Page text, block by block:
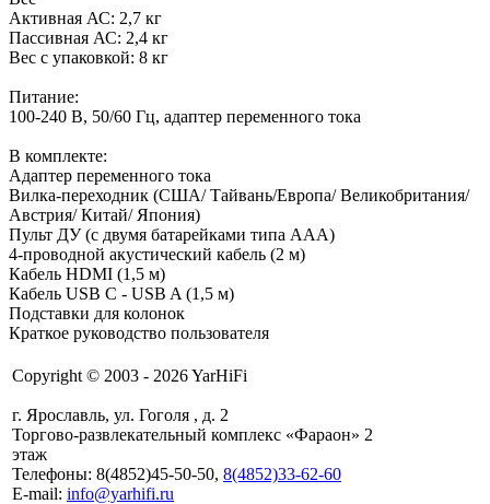
Активная АС: 2,7 кг
Пассивная АС: 2,4 кг
Вес с упаковкой: 8 кг
Питание:
100-240 В, 50/60 Гц, адаптер переменного тока
В комплекте:
Адаптер переменного тока
Вилка-переходник (США/ Тайвань/Европа/ Великобритания/
Австрия/ Китай/ Япония)
Пульт ДУ (с двумя батарейками типа AAA)
4-проводной акустический кабель (2 м)
Кабель HDMI (1,5 м)
Кабель USB C - USB A (1,5 м)
Подставки для колонок
Краткое руководство пользователя
Copyright © 2003 - 2026 YarHiFi
г. Ярославль, ул. Гоголя , д. 2
Торгово-развлекательный комплекс «Фараон» 2
этаж
Телефоны: 8(4852)45-50-50, 8(4852)33-62-60
E-mail: info@yarhifi.ru